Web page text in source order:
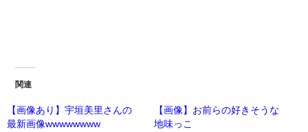
関連
【画像あり】宇垣美里さんの
最新画像wwwwwwww
【画像】お前らの好きそうな
地味っこ